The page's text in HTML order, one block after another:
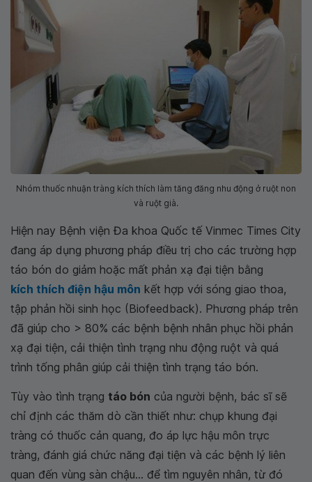
Nhóm thuốc nhuận tràng kích thích làm tăng đăng nhu động ở ruột non
và ruột già.
Hiện nay Bệnh viện Đa khoa Quốc tế Vinmec Times City
đang áp dụng phương pháp điều trị cho các trường hợp
táo bón do giảm hoặc mất phản xạ đại tiện bằng
kích thích điện hậu môn kết hợp với sóng giao thoa,
tập phản hồi sinh học (Biofeedback). Phương pháp trên
đã giúp cho > 80% các bệnh bệnh nhân phục hồi phản
xạ đại tiện, cải thiện tình trạng nhu động ruột và quá
trình tống phân giúp cải thiện tình trạng táo bón.
Tùy vào tình trạng táo bón của người bệnh, bác sĩ sẽ
chỉ định các thăm dò cần thiết như: chụp khung đại
tràng có thuốc cản quang, đo áp lực hậu môn trực
tràng, đánh giá chức năng đại tiện và các bệnh lý liên
quan đến vùng sàn chậu... để tìm nguyên nhân, từ đó